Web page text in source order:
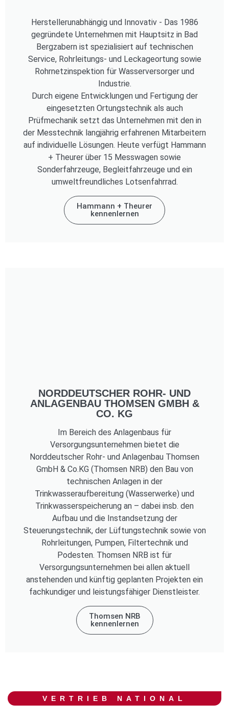
Herstellerunabhängig und Innovativ - Das 1986
gegründete Unternehmen mit Hauptsitz in Bad
Bergzabern ist spezialisiert auf technischen
Service, Rohrleitungs- und Leckageortung sowie
Rohrnetzinspektion für Wasserversorger und
Industrie.
Durch eigene Entwicklungen und Fertigung der
eingesetzten Ortungstechnik als auch
Prüfmechanik setzt das Unternehmen mit den in
der Messtechnik langjährig erfahrenen Mitarbeitern
auf individuelle Lösungen. Heute verfügt Hammann
+ Theurer über 15 Messwagen sowie
Sonderfahrzeuge, Begleitfahrzeuge und ein
umweltfreundliches Lotsenfahrrad.
Hammann + Theurer
kennenlernen
NORDDEUTSCHER ROHR- UND
ANLAGENBAU THOMSEN GMBH &
CO. KG
Im Bereich des Anlagenbaus für
Versorgungsunternehmen bietet die
Norddeutscher Rohr- und Anlagenbau Thomsen
GmbH & Co.KG (Thomsen NRB) den Bau von
technischen Anlagen in der
Trinkwasseraufbereitung (Wasserwerke) und
Trinkwasserspeicherung an – dabei insb. den
Aufbau und die Instandsetzung der
Steuerungstechnik, der Lüftungstechnik sowie von
Rohrleitungen, Pumpen, Filtertechnik und
Podesten. Thomsen NRB ist für
Versorgungsunternehmen bei allen aktuell
anstehenden und künftig geplanten Projekten ein
fachkundiger und leistungsfähiger Dienstleister.
Thomsen NRB
kennenlernen
VERTRIEB NATIONAL